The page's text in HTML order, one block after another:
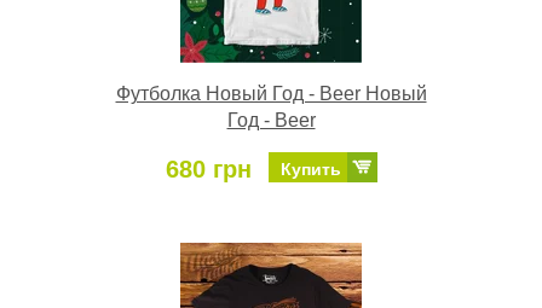
Футболка Новый Год - Beer Новый
Год - Beer
680 грн Купить